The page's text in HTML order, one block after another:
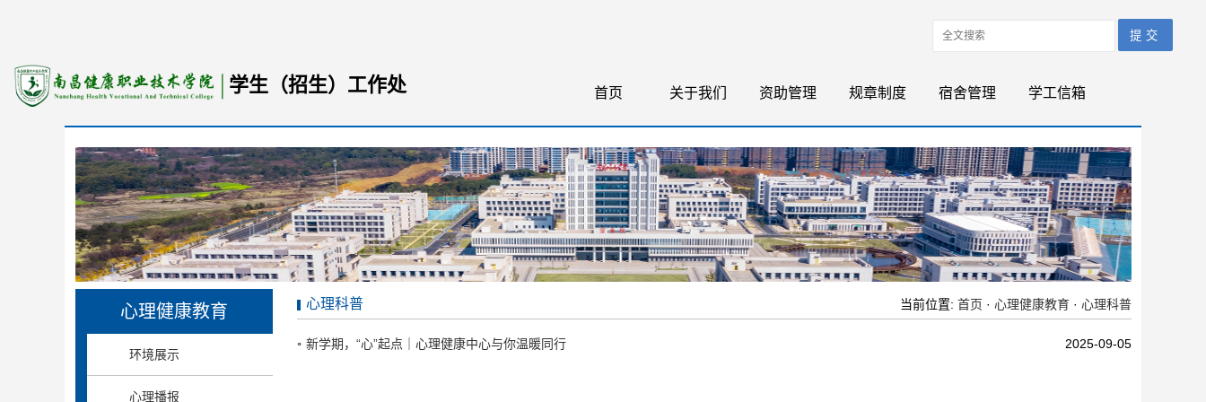
学生（招生）工作处 首页 关于我们 资助管理 规章制度 宿舍管理 学工信箱
心理健康教育
环境展示
心理播报
心理科普 当前位置: 首页 · 心理健康教育· 心理科普
新学期，“心”起点｜心理健康中心与你温暖同行 2025-09-05